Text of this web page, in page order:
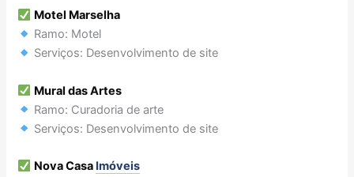
Motel Marselha
Ramo: Motel
Serviços: Desenvolvimento de site
Mural das Artes
Ramo: Curadoria de arte
Serviços: Desenvolvimento de site
Nova Casa Imóveis